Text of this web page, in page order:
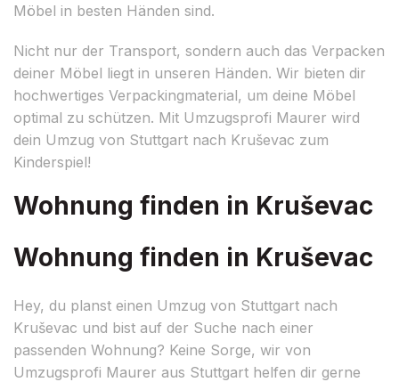
Möbel in besten Händen sind.
Nicht nur der Transport, sondern auch das Verpacken
deiner Möbel liegt in unseren Händen. Wir bieten dir
hochwertiges Verpackingmaterial, um deine Möbel
optimal zu schützen. Mit Umzugsprofi Maurer wird
dein Umzug von Stuttgart nach Kruševac zum
Kinderspiel!
Wohnung finden in Kruševac
Wohnung finden in Kruševac
Hey, du planst einen Umzug von Stuttgart nach
Kruševac und bist auf der Suche nach einer
passenden Wohnung? Keine Sorge, wir von
Umzugsprofi Maurer aus Stuttgart helfen dir gerne